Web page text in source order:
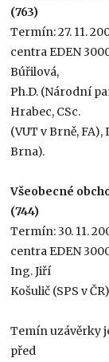
(763)
Termín: 27. 11.
centra EDEN
Búřilová,
Ph.D. (Národní
Hrabec, CSc.
(VUT v Brně,
Brna).
Všeobecné
(744)
Termín: 30. 11.
centra EDEN
Ing. Jiří
Košulič (SPS v
Temín uzávěrky
před